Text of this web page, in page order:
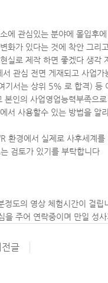
에관심있는분야에몰입후
화가있다는것에착안그리
실로제작하면좋겠다생각
서관심전면게재되고사업
기서는상위5%로합격)등
인의사업영업능력부족
서사용할수있는방법을알
환경에서실제로사후세계
검토가있기를부탁합니다
도의영상체험시간이걸
을주어연락중이며만일성
전글